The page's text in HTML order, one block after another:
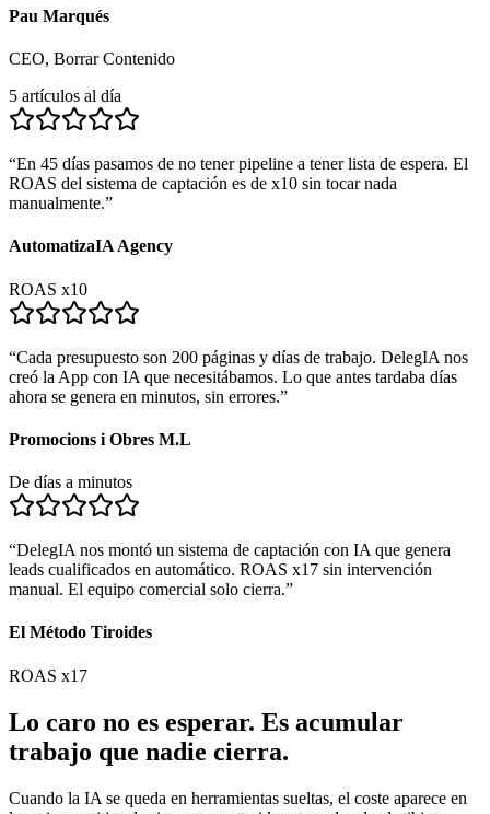
Pau Marqués
CEO, Borrar Contenido
5 artículos al día
“En 45 días pasamos de no tener pipeline a tener lista de espera. El
ROAS del sistema de captación es de x10 sin tocar nada
manualmente.”
AutomatizaIA Agency
ROAS x10
“Cada presupuesto son 200 páginas y días de trabajo. DelegIA nos
creó la App con IA que necesitábamos. Lo que antes tardaba días
ahora se genera en minutos, sin errores.”
Promocions i Obres M.L
De días a minutos
“DelegIA nos montó un sistema de captación con IA que genera
leads cualificados en automático. ROAS x17 sin intervención
manual. El equipo comercial solo cierra.”
El Método Tiroides
ROAS x17
Lo caro no es esperar. Es acumular
trabajo que nadie cierra.
Cuando la IA se queda en herramientas sueltas, el coste aparece en